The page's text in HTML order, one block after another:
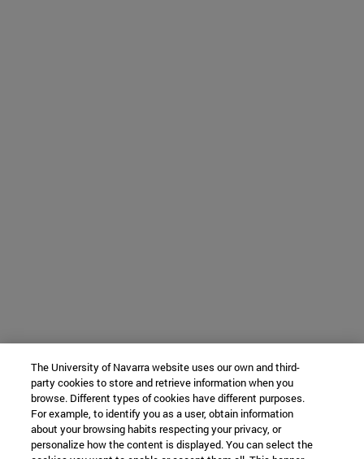
The University of Navarra website uses our own and third-
party cookies to store and retrieve information when you
browse. Different types of cookies have different purposes.
For example, to identify you as a user, obtain information
about your browsing habits respecting your privacy, or
personalize how the content is displayed. You can select the